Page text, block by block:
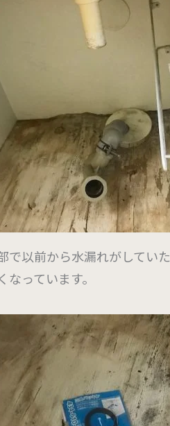
で以前から水漏れがしていた
なっています。